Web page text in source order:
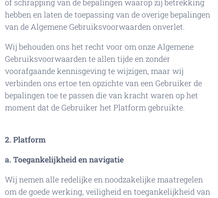
of schrapping van de bepalingen waarop zij betrekking
hebben en laten de toepassing van de overige bepalingen
van de Algemene Gebruiksvoorwaarden onverlet.
Wij behouden ons het recht voor om onze Algemene
Gebruiksvoorwaarden te allen tijde en zonder
voorafgaande kennisgeving te wijzigen, maar wij
verbinden ons ertoe ten opzichte van een Gebruiker de
bepalingen toe te passen die van kracht waren op het
moment dat de Gebruiker het Platform gebruikte.
2. Platform
a. Toegankelijkheid en navigatie
Wij nemen alle redelijke en noodzakelijke maatregelen
om de goede werking, veiligheid en toegankelijkheid van